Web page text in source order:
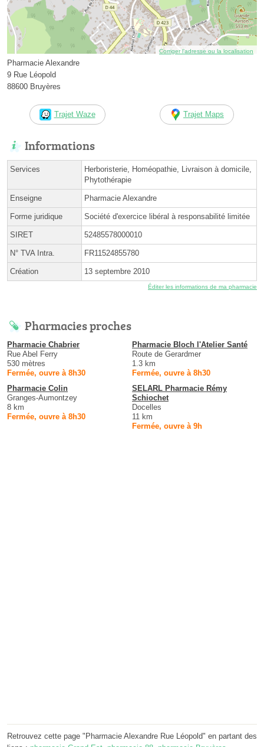
Corriger l’adresse ou la localisation
Pharmacie Alexandre
9 Rue Léopold
88600 Bruyères
Trajet Waze Trajet Maps
Informations
Services
Herboristerie, Homéopathie, Livraison à domicile,
Phytothérapie
Enseigne Pharmacie Alexandre
Forme juridique Société d'exercice libéral à responsabilité limitée
SIRET 52485578000010
N° TVA Intra. FR11524855780
Création 13 septembre 2010
Éditer les informations de ma pharmacie
Pharmacies proches
Pharmacie Chabrier
Rue Abel Ferry
530 mètres
Fermée, ouvre à 8h30
Pharmacie Bloch l'Atelier Santé
Route de Gerardmer
1.3 km
Fermée, ouvre à 8h30
Pharmacie Colin
Granges-Aumontzey
8 km
Fermée, ouvre à 8h30
SELARL Pharmacie Rémy
Schiochet
Docelles
11 km
Fermée, ouvre à 9h
Retrouvez cette page "Pharmacie Alexandre Rue Léopold" en partant des